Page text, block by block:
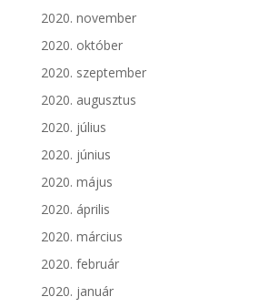
2020. november
2020. október
2020. szeptember
2020. augusztus
2020. július
2020. június
2020. május
2020. április
2020. március
2020. február
2020. január